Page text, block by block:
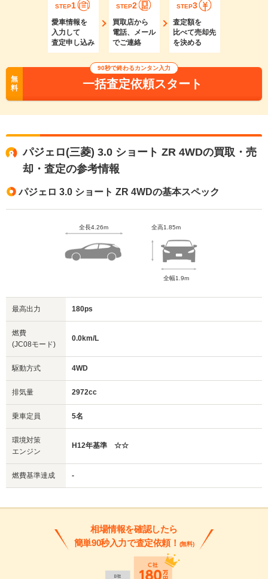
STEP1
愛車情報を
入力して
査定申し込み
STEP2
買取店から
電話、メール
でご連絡
STEP3
査定額を
比べて売却先
を決める
無
料
90秒で終わるカンタン入力
一括査定依頼スタート
パジェロ(三菱) 3.0 ショート ZR 4WDの買取・売
却・査定の参考情報
パジェロ 3.0 ショート ZR 4WDの基本スペック
全長4.26m 全高1.85m
全幅1.9m
最高出力 180ps
燃費
(JC08モード)
0.0km/L
駆動方式 4WD
排気量 2972cc
乗車定員 5名
環境対策
エンジン
H12年基準 ☆☆
燃費基準達成 -
相場情報を確認したら
簡単90秒入力で査定依頼！ (無料)